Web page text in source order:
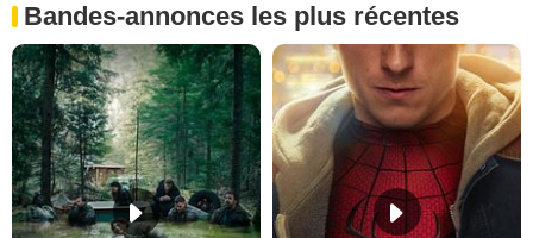
Bandes-annonces les plus récentes